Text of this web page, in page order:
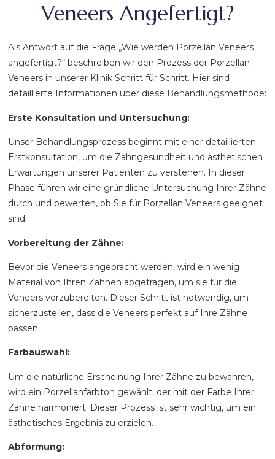
Veneers Angefertigt?
Als Antwort auf die Frage „Wie werden Porzellan Veneers
angefertigt?“ beschreiben wir den Prozess der Porzellan
Veneers in unserer Klinik Schritt für Schritt. Hier sind
detaillierte Informationen über diese Behandlungsmethode:
Erste Konsultation und Untersuchung:
Unser Behandlungsprozess beginnt mit einer detaillierten
Erstkonsultation, um die Zahngesundheit und ästhetischen
Erwartungen unserer Patienten zu verstehen. In dieser
Phase führen wir eine gründliche Untersuchung Ihrer Zähne
durch und bewerten, ob Sie für Porzellan Veneers geeignet
sind.
Vorbereitung der Zähne:
Bevor die Veneers angebracht werden, wird ein wenig
Material von Ihren Zähnen abgetragen, um sie für die
Veneers vorzubereiten. Dieser Schritt ist notwendig, um
sicherzustellen, dass die Veneers perfekt auf Ihre Zähne
passen.
Farbauswahl:
Um die natürliche Erscheinung Ihrer Zähne zu bewahren,
wird ein Porzellanfarbton gewählt, der mit der Farbe Ihrer
Zähne harmoniert. Dieser Prozess ist sehr wichtig, um ein
ästhetisches Ergebnis zu erzielen.
Abformung: